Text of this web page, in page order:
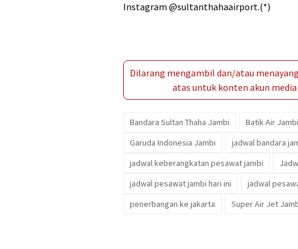
Instagram @sultanthahaairport.(*)
Dilarang mengambil dan/atau
atas untuk konten akun
Bandara Sultan Thaha Jambi Batik Air Jambi
Garuda Indonesia Jambi
jadwal bandara
jadwal keberangkatan pesawat jambi
jadwal pesawat jambi hari ini
jadwal
penerbangan ke jakarta
Super Air Jet